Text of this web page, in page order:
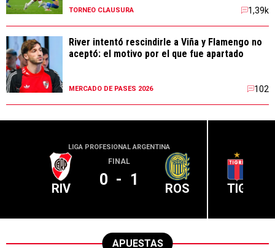
TORNEO CLAUSURA 1,39k
River intentó rescindirle a Viña y Flamengo no
aceptó: el motivo por el que fue apartado
MERCADO DE PASES 2026 102
LIGA PROFESIONAL ARGENTINA
RIV
FINAL
0 - 1 ROS TIG
APUESTAS